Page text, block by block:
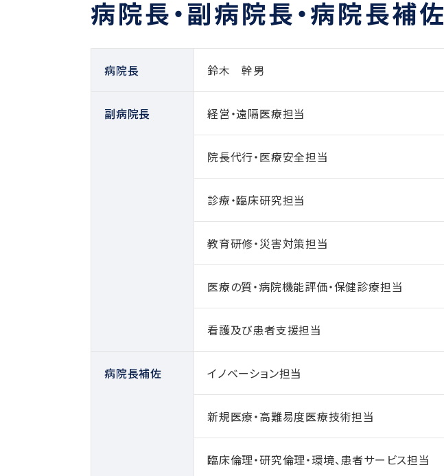
病院長・副病院長・病院長補佐
病院長 鈴木 幹男
副病院長 経営・遠隔医療担当
院長代行・医療安全担当
診療・臨床研究担当
教育研修・災害対策担当
医療の質・病院機能評価・保健診療担当
看護及び患者支援担当
病院長補佐 イノベーション担当
新規医療・高難易度医療技術担当
臨床倫理・研究倫理・環境、患者サービス担当